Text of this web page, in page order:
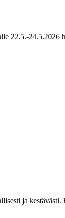
22.5.-24.5.2026
ja